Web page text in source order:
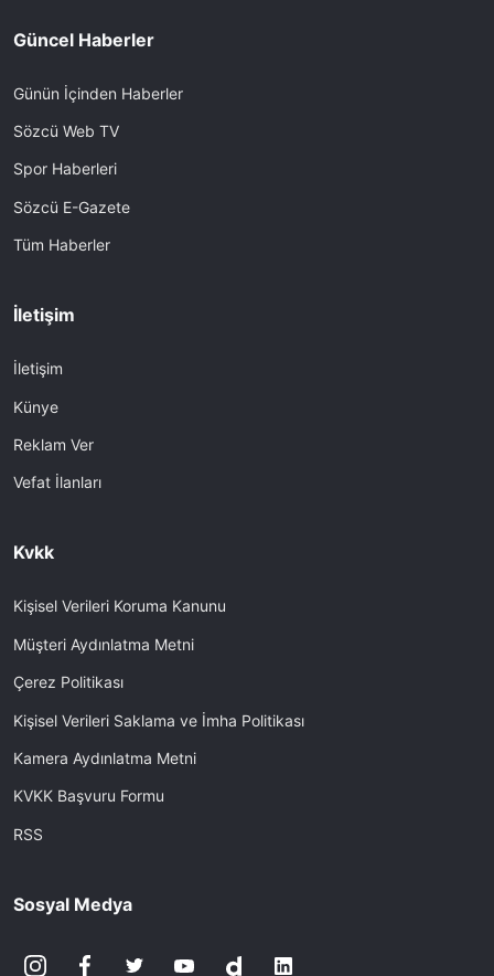
Güncel Haberler
Günün İçinden Haberler
Sözcü Web TV
Spor Haberleri
Sözcü E-Gazete
Tüm Haberler
İletişim
İletişim
Künye
Reklam Ver
Vefat İlanları
Kvkk
Kişisel Verileri Koruma Kanunu
Müşteri Aydınlatma Metni
Çerez Politikası
Kişisel Verileri Saklama ve İmha Politikası
Kamera Aydınlatma Metni
KVKK Başvuru Formu
RSS
Sosyal Medya